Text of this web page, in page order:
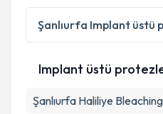
Kişisel verilerimin
Metni
'ni okudum ve
kapsamda
Takvim
Şanlıurfa Implant üstü
Implant üstü
Şanlıurfa Haliliye Bleaching